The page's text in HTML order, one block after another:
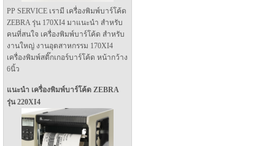
PP SERVICE เรามี เครื่องพิมพ์บาร์โค้ด
ZEBRA รุ่น 170XI4 มาแนะนำ สำหรับ
คนที่สนใจ เครื่องพิมพ์บาร์โค้ด สำหรับ
งานใหญ่ งานอุตสาหกรรม 170XI4
เครื่องพิมพ์สติ๊กเกอร์บาร์โค้ด หน้ากว้าง
6นิ้ว
แนะนำ เครื่องพิมพ์บาร์โค้ด ZEBRA
รุ่น 220XI4